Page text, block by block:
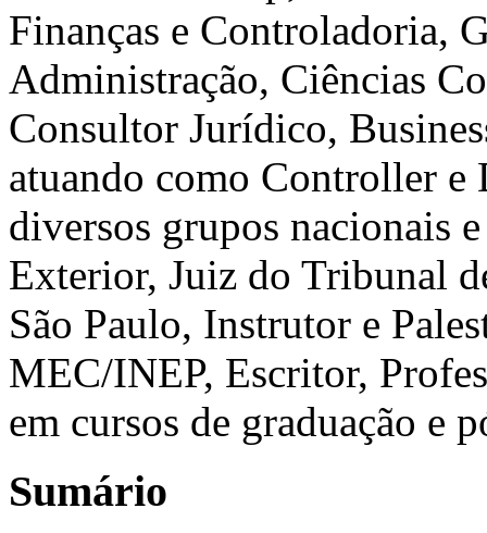
Finanças e Controladoria,
Administração, Ciências
Consultor Jurídico,
atuando como Controller
diversos grupos nacionais
Exterior, Juiz do Tribunal
São Paulo, Instrutor e
MEC/INEP, Escritor,
em cursos de graduação e
Sumário